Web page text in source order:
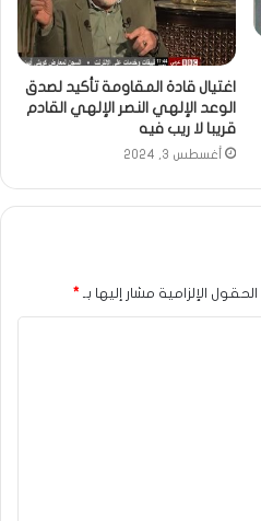
اغتيال قادة المقاومة تأكيد لصدق
الوعد الإلهي النصر الإلهي القادم
قريبا لا ريب فيه
أغسطس 3, 2024
الحقول الإلزامية مشار إليها بـ *